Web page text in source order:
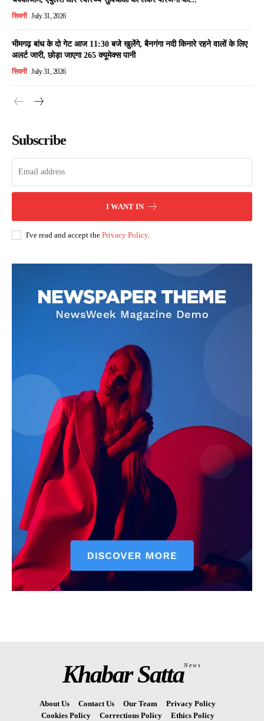
सिवनी July 31, 2026
भीमगढ़ बांध के दो गेट आज 11:30 बजे खुलेंगे, बैनगंगा नदी किनारे रहने वालों के लिए
अलर्ट जारी, छोड़ा जाएगा 265 क्यूमेक्स पानी
सिवनी July 31, 2026
Subscribe
I WANT IN
I've read and accept the Privacy Policy.
Khabar SattaNews
About Us Contact Us Our Team
Privacy Policy
Cookies Policy
Corrections Policy
Ethics Policy